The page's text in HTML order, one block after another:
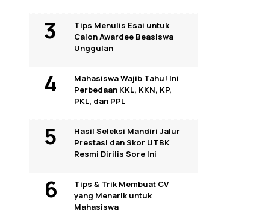
Tips Menulis Esai untuk
Calon Awardee Beasiswa
Unggulan
Mahasiswa Wajib Tahu! Ini
Perbedaan KKL, KKN, KP,
PKL, dan PPL
Hasil Seleksi Mandiri Jalur
Prestasi dan Skor UTBK
Resmi Dirilis Sore Ini
Tips & Trik Membuat CV
yang Menarik untuk
Mahasiswa